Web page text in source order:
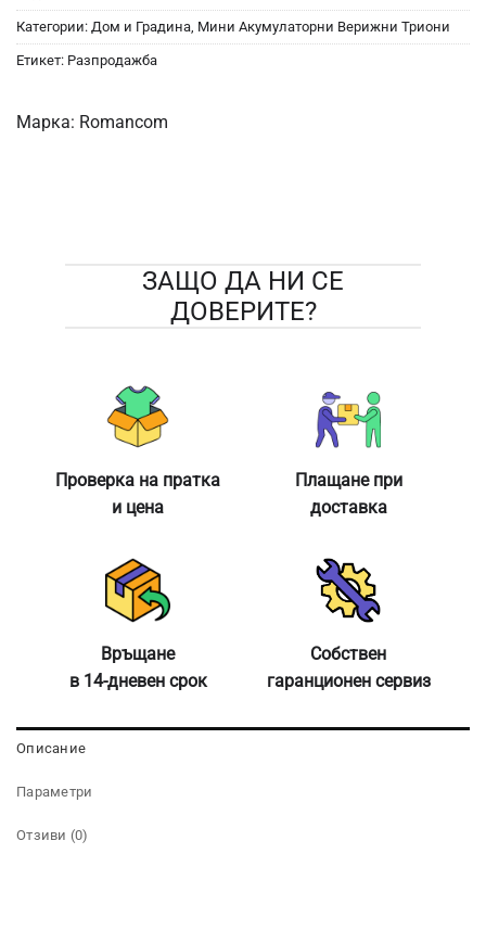
Категории: Дом и Градина, Мини Акумулаторни Верижни Триони
Етикет: Разпродажба
Марка: Romancom
ЗАЩО ДА НИ СЕ
ДОВЕРИТЕ?
Проверка на пратка
и цена
Плащане при
доставка
Връщане
в 14-дневен срок
Собствен
гаранционен сервиз
Описание
Параметри
Отзиви (0)